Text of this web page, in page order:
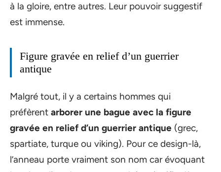
à la gloire, entre autres. Leur pouvoir suggestif
est immense.
Figure gravée en relief d’un guerrier
antique
Malgré tout, il y a certains hommes qui
préfèrent arborer une bague avec la figure
gravée en relief d’un guerrier antique (grec,
spartiate, turque ou viking). Pour ce design-là,
l’anneau porte vraiment son nom car évoquant